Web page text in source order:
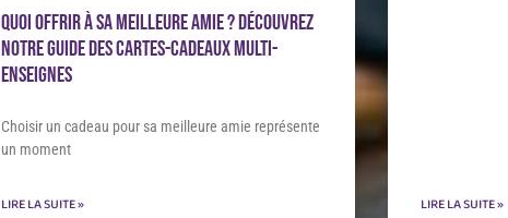
Quoi offrir à sa meilleure amie ? Découvrez
notre guide des cartes-cadeaux multi-
enseignes
Choisir un cadeau pour sa meilleure amie représente
un moment
LIRE LA SUITE » LIRE LA SUITE »